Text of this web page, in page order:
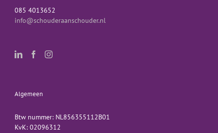
085 4013652
info@schouderaanschouder.nl
Algemeen
Btw nummer: NL856355112B01
KvK: 02096312